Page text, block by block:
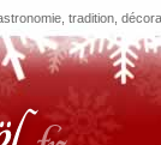
tradition,